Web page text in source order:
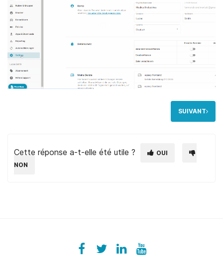
SUIVANT
Cette réponse a-t-elle été utile ?
OUI
NON
Facebook
ezeeplive
Twitter
ezeepLinkedIn
ezeepYouTube